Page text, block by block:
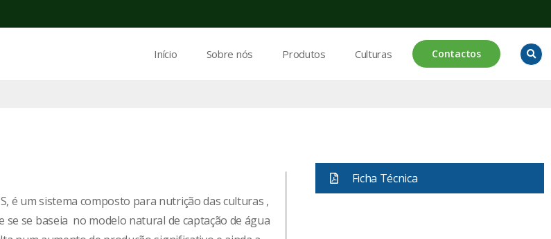
Início Sobre nós Produtos Culturas Contactos
é um sistema composto para nutrição das culturas ,
se se baseia no modelo natural de captação de água
Ficha Técnica